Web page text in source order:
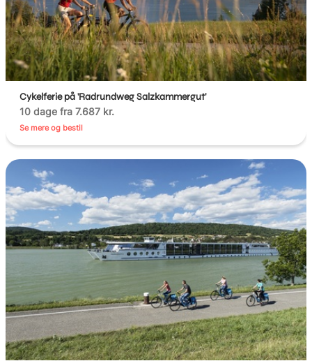
Cykelferie på 'Radrundweg Salzkammergut'
10 dage fra 7.687 kr.
Se mere og bestil